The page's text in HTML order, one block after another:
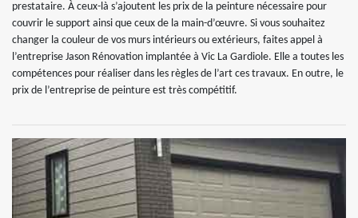
prestataire. À ceux-là s’ajoutent les prix de la peinture nécessaire pour
couvrir le support ainsi que ceux de la main-d’œuvre. Si vous souhaitez
changer la couleur de vos murs intérieurs ou extérieurs, faites appel à
l’entreprise Jason Rénovation implantée à Vic La Gardiole. Elle a toutes les
compétences pour réaliser dans les règles de l’art ces travaux. En outre, le
prix de l’entreprise de peinture est très compétitif.